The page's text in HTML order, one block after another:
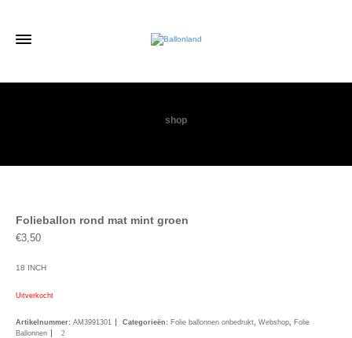
shop
Folieballon rond mat mint groen
€3,50
18 INCH
Uitverkocht
Artikelnummer: AM3991301 Categorieën: Folie ballonnen onbedrukt, Webshop, Folie
Ballonnen